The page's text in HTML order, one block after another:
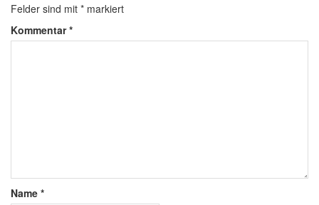
Felder sind mit * markiert
Kommentar*
Name *